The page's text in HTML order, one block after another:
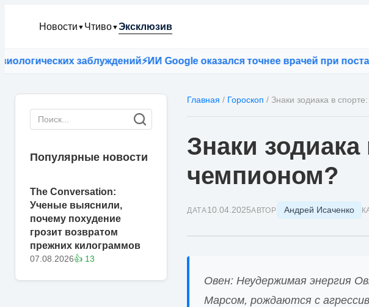
Новости ▼ Чтиво▼Эксклюзив
заблуждений⚡ИИ Google оказался точнее врачей при постановке
Популярные новости
The Conversation:
Ученые выяснили,
почему похудение
грозит возвратом
прежних килограммов
07.08.2026👍 13
Главная / Гороскоп / Знаки зодиака в
Знаки зодиака
чемпионом?
ДАТА10.04.2025АВТОР Андрей Исаченко
Овен: Неудержимая энергия
Марсом, рождаются с